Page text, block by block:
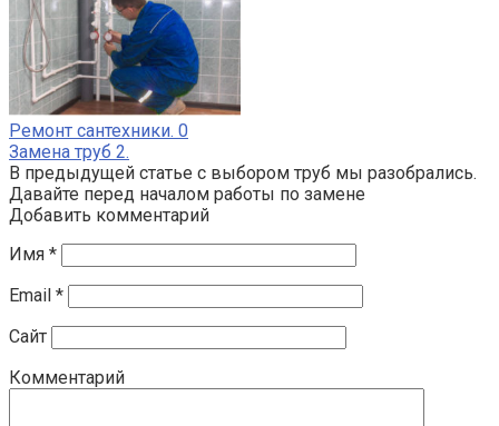
Ремонт сантехники. 0
Замена труб 2.
В предыдущей статье с выбором труб мы разобрались.
Давайте перед началом работы по замене
Добавить комментарий
Имя *
Email *
Сайт
Комментарий